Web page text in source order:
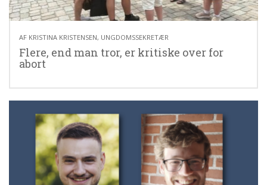
AF KRISTINA KRISTENSEN, UNGDOMSSEKRETÆR
Flere, end man tror, er kritiske over for
abort